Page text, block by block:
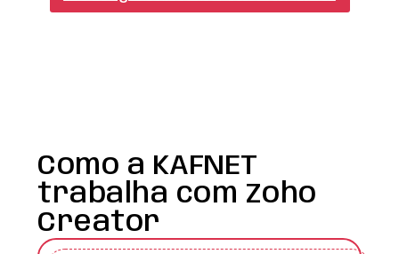
Como a KAFNET
trabalha com Zoho
Creator